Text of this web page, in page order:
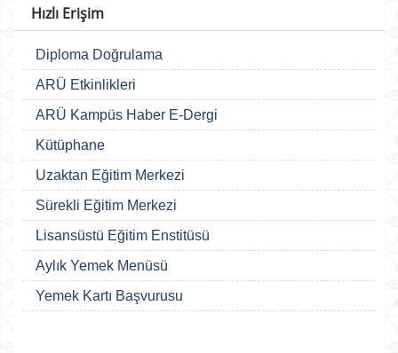
Hızlı Erişim
Diploma Doğrulama
ARÜ Etkinlikleri
ARÜ Kampüs Haber E-Dergi
Kütüphane
Uzaktan Eğitim Merkezi
Sürekli Eğitim Merkezi
Lisansüstü Eğitim Enstitüsü
Aylık Yemek Menüsü
Yemek Kartı Başvurusu